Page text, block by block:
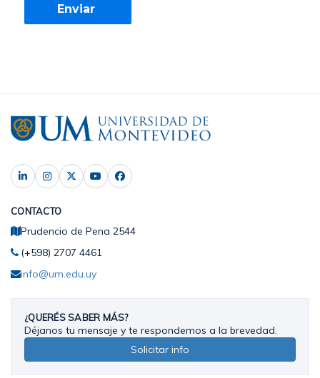
CONTACTO
Prudencio de Pena 2544
(+598) 2707 4461
info@um.edu.uy
¿QUERÉS SABER MÁS?
Déjanos tu mensaje y te respondemos a la brevedad.
Solicitar info